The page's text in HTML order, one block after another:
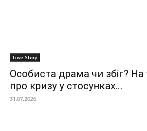
Love Story
Особиста драма чи збіг? На
про кризу у стосунках...
31.07.2026